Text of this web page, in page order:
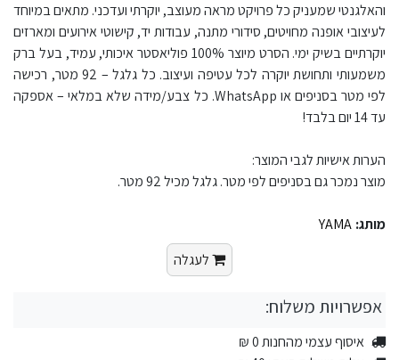
והאלגנטי שמעניק כל פרויקט מראה מעוצב, יוקרתי ועדכני. מתאים במיוחד
לעיצובי אופנה מחויטים, סידורי מתנה, עבודות יד, קישוטי אירועים ומארזים
יוקרתיים בשיק ימי. הסרט מיוצר 100% פוליאסטר איכותי, עמיד, בעל ברק
משמעותי ותחושת יוקרה לכל עטיפה ועיצוב. כל גלגל – 92 מטר, רכישה
לפי מטר בסניפים או WhatsApp. כל צבע/מידה שלא במלאי – אספקה
עד 14 יום בלבד!
הערות אישיות לגבי המוצר:
מוצר נמכר גם בסניפים לפי מטר. גלגל מכיל 92 מטר.
מותג: YAMA
לעגלה
אפשרויות משלוח:
איסוף עצמי מהחנות 0 ₪